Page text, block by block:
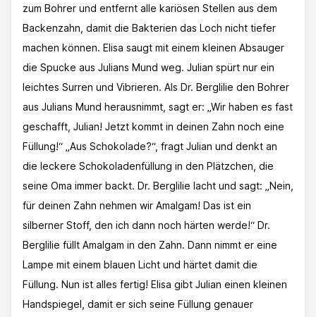
zum Bohrer und entfernt alle kariösen Stellen aus dem
Backenzahn, damit die Bakterien das Loch nicht tiefer
machen können. Elisa saugt mit einem kleinen Absauger
die Spucke aus Julians Mund weg. Julian spürt nur ein
leichtes Surren und Vibrieren. Als Dr. Berglilie den Bohrer
aus Julians Mund herausnimmt, sagt er: „Wir haben es fast
geschafft, Julian! Jetzt kommt in deinen Zahn noch eine
Füllung!“ „Aus Schokolade?“, fragt Julian und denkt an
die leckere Schokoladenfüllung in den Plätzchen, die
seine Oma immer backt. Dr. Berglilie lacht und sagt: „Nein,
für deinen Zahn nehmen wir Amalgam! Das ist ein
silberner Stoff, den ich dann noch härten werde!“ Dr.
Berglilie füllt Amalgam in den Zahn. Dann nimmt er eine
Lampe mit einem blauen Licht und härtet damit die
Füllung. Nun ist alles fertig! Elisa gibt Julian einen kleinen
Handspiegel, damit er sich seine Füllung genauer